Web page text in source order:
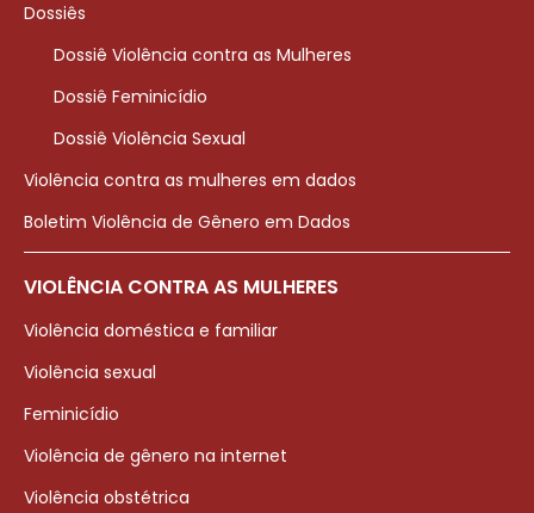
Dossiês
Dossiê Violência contra as Mulheres
Dossiê Feminicídio
Dossiê Violência Sexual
Violência contra as mulheres em dados
Boletim Violência de Gênero em Dados
VIOLÊNCIA CONTRA AS MULHERES
Violência doméstica e familiar
Violência sexual
Feminicídio
Violência de gênero na internet
Violência obstétrica